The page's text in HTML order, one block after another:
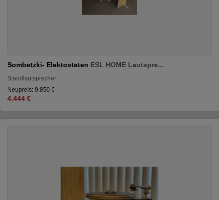
Sombetzki- Elektostaten ESL HOME Lautspre...
Standlautsprecher
Neupreis: 9.850 €
4.444 €